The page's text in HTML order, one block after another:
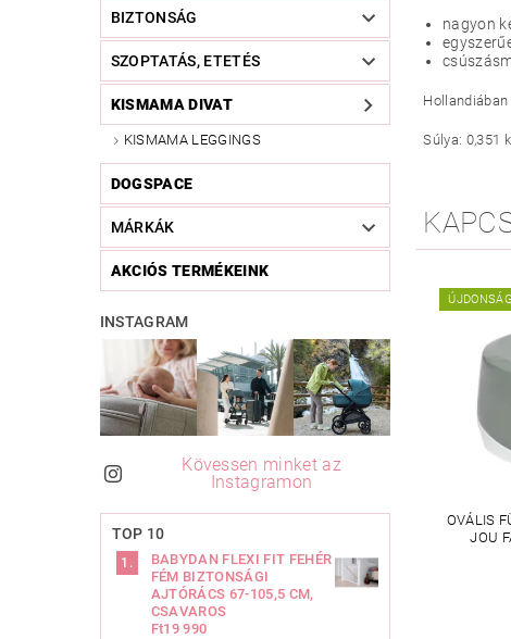
BIZTONSÁG
SZOPTATÁS, ETETÉS
KISMAMA DIVAT
KISMAMA LEGGINGS
DOGSPACE
MÁRKÁK
AKCIÓS TERMÉKEINK
INSTAGRAM
Kövessen minket az
Instagramon
TOP 10
BABYDAN FLEXI FIT FEHÉR
FÉM BIZTONSÁGI
AJTÓRÁCS 67-105,5 CM,
CSAVAROS
Ft19 990
nagyon
Hollandiában
Súlya: 0,351
ÚJDONSÁG
OVÁLIS
JOU